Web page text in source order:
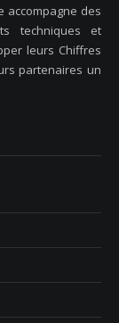
accompagne des
techniques et
leurs Chiffres
partenaires un